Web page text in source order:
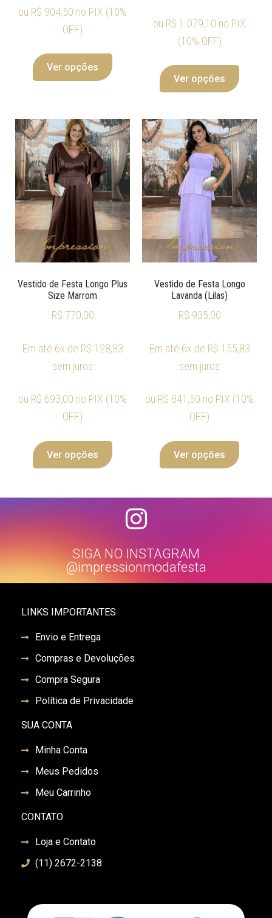
ou R$ 904,50 no PIX (10%
OFF)
Ver opções
ou R$ 1.079,10 no PIX
(10% OFF)
Ver opções
Vestido de Festa Longo Plus
Size Marrom
R$ 770,00
Em até 6x de R$ 128,33
sem juros
ou R$ 693,00 no PIX (10%
OFF)
Ver opções
Vestido de Festa Longo
Lavanda (Lilas)
R$ 935,00
Em até 6x de R$ 155,83
sem juros
ou R$ 841,50 no PIX (10%
OFF)
Ver opções
SIGA NO INSTAGRAM
@impressionmodafesta
LINKS IMPORTANTES
Envio e Entrega
Compras e Devoluções
Compra Segura
Política de Privacidade
SUA CONTA
Minha Conta
Meus Pedidos
Meu Carrinho
CONTATO
Loja e Contato
(11) 2672-2138